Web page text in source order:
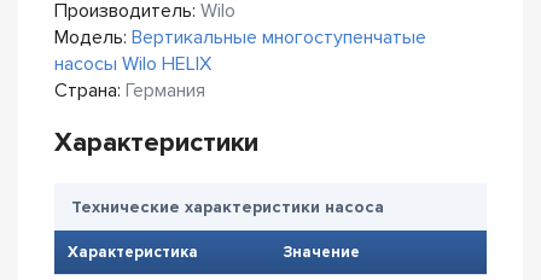
Производитель: Wilo
Модель: Вертикальные многоступенчатые
насосы Wilo HELIX
Страна: Германия
Характеристики
Технические характеристики насоса
Характеристика Значение